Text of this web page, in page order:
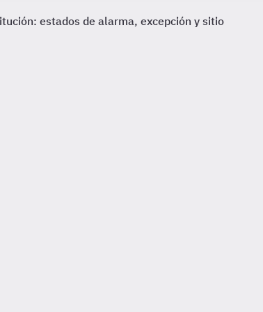
estados de alarma, excepción y sitio